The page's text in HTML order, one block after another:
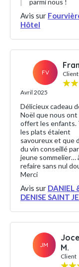
parmi nous !
Avis sur
Hôtel
FV Client
Avril 2025
Délicieux cadeau
Noël que nous ont
offert les enfants.
les plats étaient
savoureux et que
du vin conseillé
jeune sommelier…
refaire sans nul
Merci
Avis sur DANIEL
DENISE SAINT
JM
M.
Client